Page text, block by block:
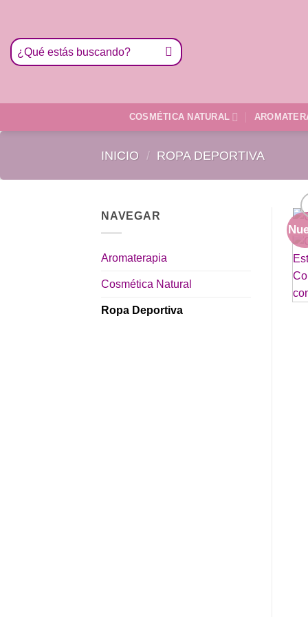
contenido
Buscar
por:
COSMÉTICA NATURAL
INICIO / ROPA DEPORTIVA
NAVEGAR
Aromaterapia
Cosmética Natural
Ropa Deportiva